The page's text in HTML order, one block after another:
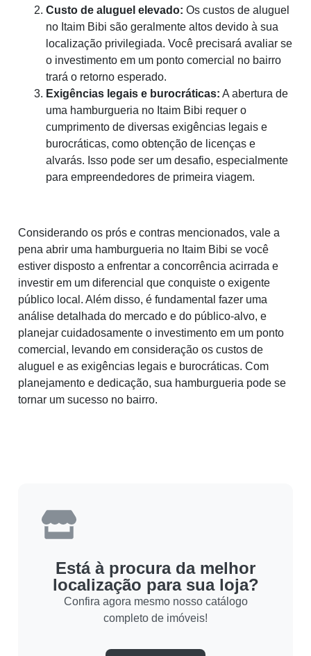
Custo de aluguel elevado: Os custos de aluguel
no Itaim Bibi são geralmente altos devido à sua
localização privilegiada. Você precisará avaliar se
o investimento em um ponto comercial no bairro
trará o retorno esperado.
Exigências legais e burocráticas: A abertura de
uma hamburgueria no Itaim Bibi requer o
cumprimento de diversas exigências legais e
burocráticas, como obtenção de licenças e
alvarás. Isso pode ser um desafio, especialmente
para empreendedores de primeira viagem.
Considerando os prós e contras mencionados, vale a
pena abrir uma hamburgueria no Itaim Bibi se você
estiver disposto a enfrentar a concorrência acirrada e
investir em um diferencial que conquiste o exigente
público local. Além disso, é fundamental fazer uma
análise detalhada do mercado e do público-alvo, e
planejar cuidadosamente o investimento em um ponto
comercial, levando em consideração os custos de
aluguel e as exigências legais e burocráticas. Com
planejamento e dedicação, sua hamburgueria pode se
tornar um sucesso no bairro.
Está à procura da melhor
localização para sua loja?
Confira agora mesmo nosso catálogo
completo de imóveis!